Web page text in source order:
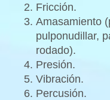
Fricción.
Amasamiento
pulponudillar,
rodado).
Presión.
Vibración.
Percusión.